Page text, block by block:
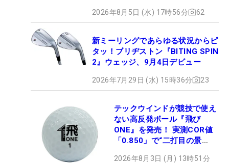
2026年8月5日 (水) 17時56分 62
新ミーリングであらゆる状況からピ
タッ！ブリヂストン『BITING SPIN
2』ウェッジ、9月4日デビュー
2026年7月29日 (水) 15時36分 23
テックウインドが競技で使え
ない高反発ボール『飛び
ONE』を発売！ 実測COR値
「0.850」で“二打目の景
2026年8月3日 (月) 13時51分